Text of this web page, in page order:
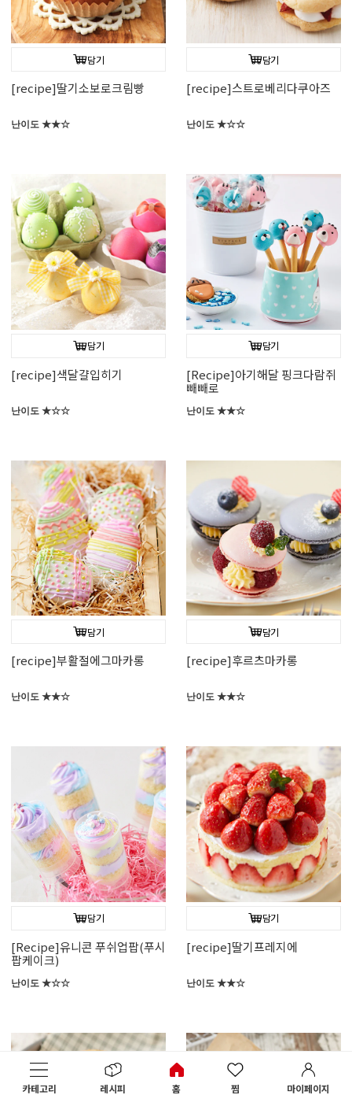
카테고리 레시피 홈 찜 마이페이지
담기
[recipe]딸기소보로크림빵
난이도 ★★☆
담기
[recipe]스트로베리다쿠아즈
난이도 ★☆☆
담기
[recipe]색달걀입히기
난이도 ★☆☆
담기
[Recipe]아기해달 핑크다람쥐
빼빼로
난이도 ★★☆
담기
[recipe]부활절에그마카롱
난이도 ★★☆
담기
[recipe]후르츠마카롱
난이도 ★★☆
담기
[Recipe]유니콘 푸쉬업팝(푸시
팝케이크)
난이도 ★☆☆
담기
[recipe]딸기프레지에
난이도 ★★☆